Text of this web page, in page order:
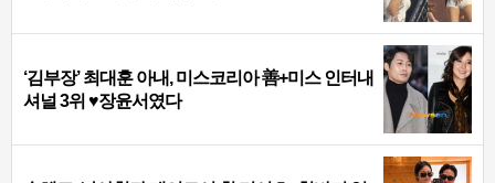
‘김부장’ 최대훈 아내, 미스코리아 善+미스 인터내
셔널 3위 ♥장윤서였다